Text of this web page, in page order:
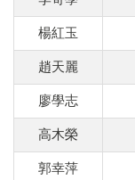
楊紅玉
趙天麗
廖學志
高木榮
郭幸萍